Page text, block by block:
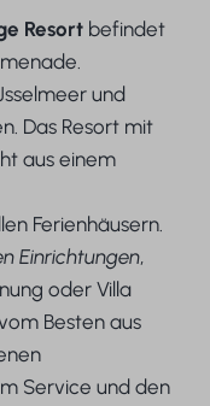
Resort befindet
und
Das Resort mit
aus einem
Ferienhäusern.
Einrichtungen,
oder Villa
Besten aus
Service und den